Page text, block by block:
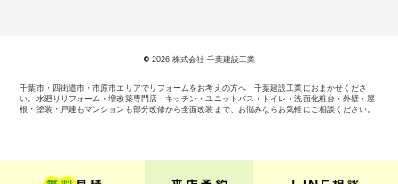
千葉市・四街道市・市原市エリアでリフォームをお考えの方へ 千葉建設工業におまかせくださ
い。 水廻りリフォーム・増改築専門店 キッチン・ユニットバス・トイレ・洗面化粧台・外壁・屋
根・塗装・戸建もマンションも部分改修から全面改装まで、お悩みならお気軽にご相談ください。
© 2026 株式会社 千葉建設工業